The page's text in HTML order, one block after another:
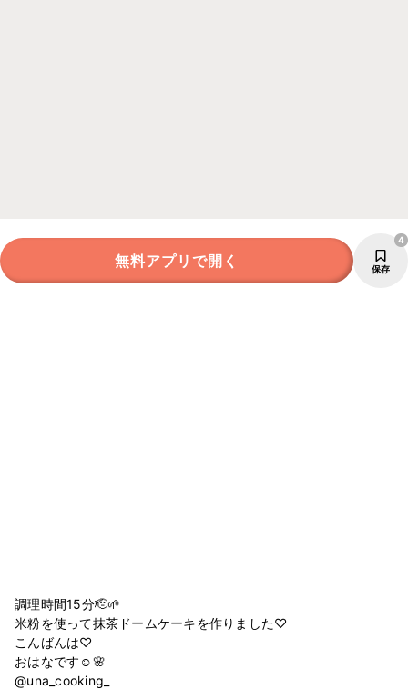
無料アプリで開く 保存
4
調理時間15分🫡🌱
米粉を使って抹茶ドームケーキを作りました♡
こんばんは♡
おはなです☺️🌸
@una_cooking_